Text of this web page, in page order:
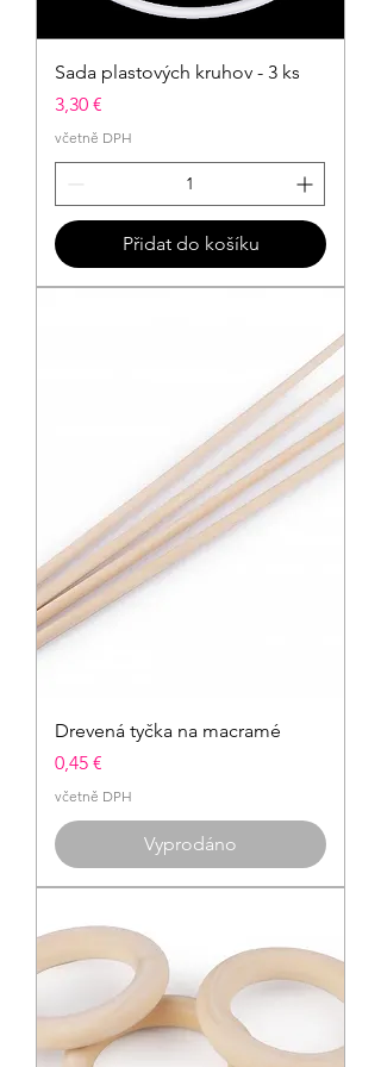
Sada plastových kruhov - 3 ks
Cena
3,30 €
včetně DPH
Přidat do košíku
Drevená tyčka na macramé
Cena
0,45 €
včetně DPH
Vyprodáno